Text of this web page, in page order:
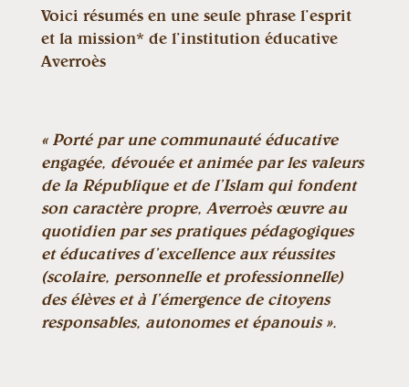
Voici résumés en une seule phrase l’esprit
et la mission* de l’institution éducative
Averroès
« Porté par une communauté éducative
engagée, dévouée et animée par les valeurs
de la République et de l’Islam qui fondent
son caractère propre, Averroès œuvre au
quotidien par ses pratiques pédagogiques
et éducatives d’excellence aux réussites
(scolaire, personnelle et professionnelle)
des élèves et à l’émergence de citoyens
responsables, autonomes et épanouis ».